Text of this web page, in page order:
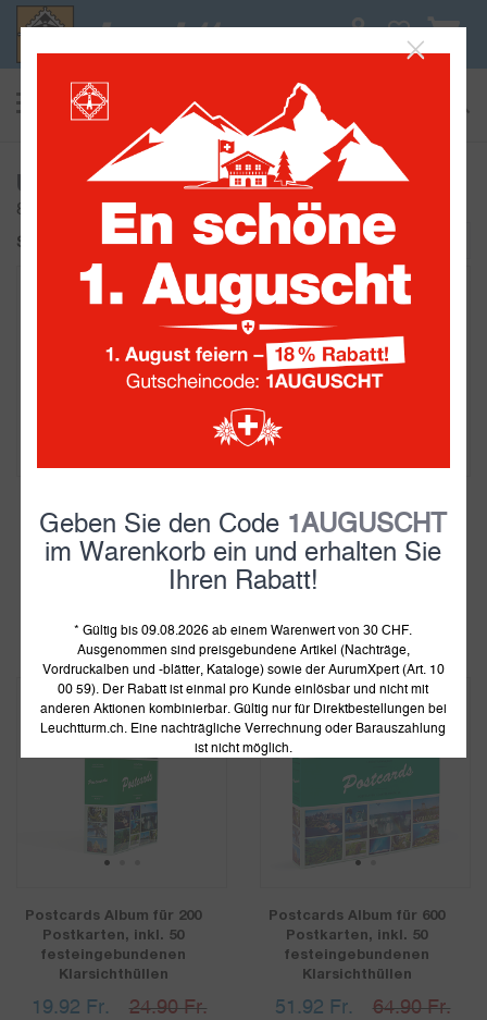
Alle Sammelwelten
Urlaubspostkarten & Ansichtskarten
8 Artikel
Sortieren nach:
Postkarten, inkl. 50
festeingebundenen
Klarsichthüllen
auf Lager
20%
Postkarten, inkl. 50
festeingebundenen
Klarsichthüllen
auf Lager
20%
1
Postcards Album für 200
Postkarten, inkl. 50
festeingebundenen
Klarsichthüllen
19.92 Fr. 24.90 Fr.
20%
12
Postcards Album für 600
Postkarten, inkl. 50
festeingebundenen
Klarsichthüllen
51.92 Fr. 64.90 Fr.
Geben Sie den Code 1AUGUSCHT
im Warenkorb ein und erhalten Sie
Ihren Rabatt!
* Gültig bis 09.08.2026 ab einem Warenwert von 30 CHF.
Ausgenommen sind preisgebundene Artikel (Nachträge,
Vordruckalben und -blätter, Kataloge) sowie der AurumXpert (Art. 10
00 59). Der Rabatt ist einmal pro Kunde einlösbar und nicht mit
anderen Aktionen kombinierbar. Gültig nur für Direktbestellungen bei
Leuchtturm.ch. Eine nachträgliche Verrechnung oder Barauszahlung
ist nicht möglich.